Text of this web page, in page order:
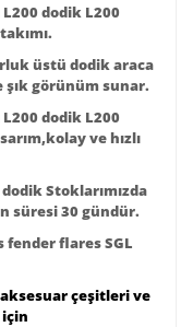
dodik L200
üstü dodikaraca
şık görünüm sunar.
dodik L200
ve hızlı
dodikStoklarımızda
süresi 30 gündür.
fender flares SGL
çeşitleri ve
için